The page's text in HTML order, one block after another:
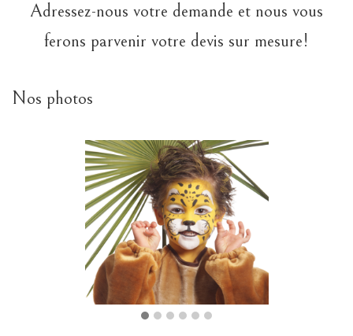
Adressez-nous votre demande et nous vous
ferons parvenir votre devis sur mesure!
Nos photos